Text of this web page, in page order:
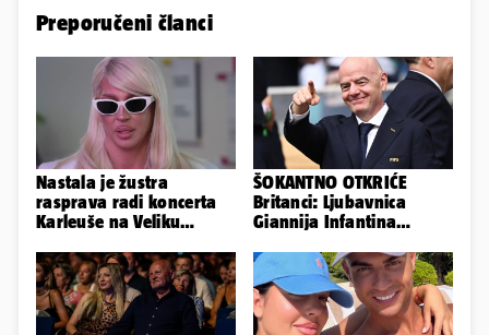
Preporučeni članci
Nastala je žustra
rasprava radi koncerta
Karleuše na Veliku
organizatori
ŠOKANTNO OTKRIĆE
Britanci: Ljubavnica
Giannija Infantina
Uefe!?